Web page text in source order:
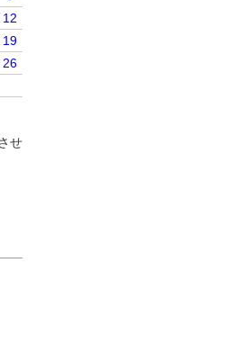
12
19
26
せ